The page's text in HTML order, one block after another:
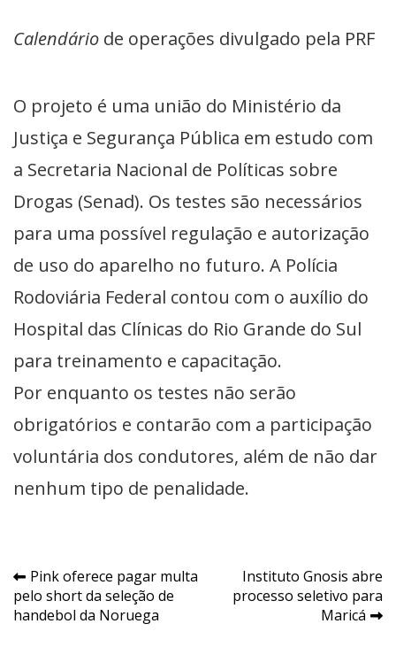
Calendário de operações divulgado pela PRF
O projeto é uma união do Ministério da
Justiça e Segurança Pública em estudo com
a Secretaria Nacional de Políticas sobre
Drogas (Senad). Os testes são necessários
para uma possível regulação e autorização
de uso do aparelho no futuro. A Polícia
Rodoviária Federal contou com o auxílio do
Hospital das Clínicas do Rio Grande do Sul
para treinamento e capacitação.
Por enquanto os testes não serão
obrigatórios e contarão com a participação
voluntária dos condutores, além de não dar
nenhum tipo de penalidade.
Navegação
de
Pink oferece pagar multa
pelo short da seleção de
handebol da Noruega
Instituto Gnosis abre
processo seletivo para
Maricá